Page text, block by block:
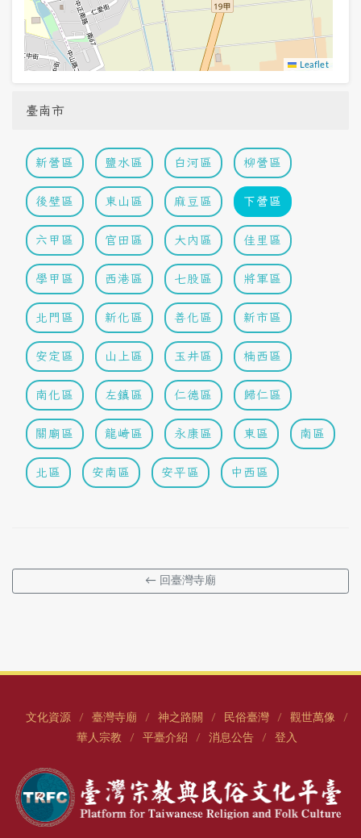
Leaflet
臺南市
新營區 鹽水區 白河區 柳營區
後壁區 東山區 麻豆區 下營區
六甲區 官田區 大內區 佳里區
學甲區 西港區 七股區 將軍區
北門區 新化區 善化區 新市區
安定區 山上區 玉井區 楠西區
南化區 左鎮區 仁德區 歸仁區
關廟區 龍崎區 永康區 東區 南區
北區 安南區 安平區 中西區
← 回臺灣寺廟
文化資源 / 臺灣寺廟 / 神之路關 / 民俗臺灣 / 觀世萬像 /
華人宗教 / 平臺介紹 / 消息公告 / 登入